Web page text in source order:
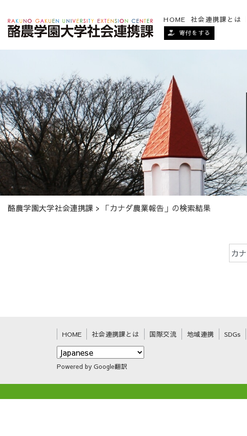
HOME 社会連携課とは
寄付をする
酪農学園大学社会連携課 > 「カナダ農業報告」の検索結果
HOME 社会連携課とは 国際交流 地域連携 SDGs
Powered by Google翻訳